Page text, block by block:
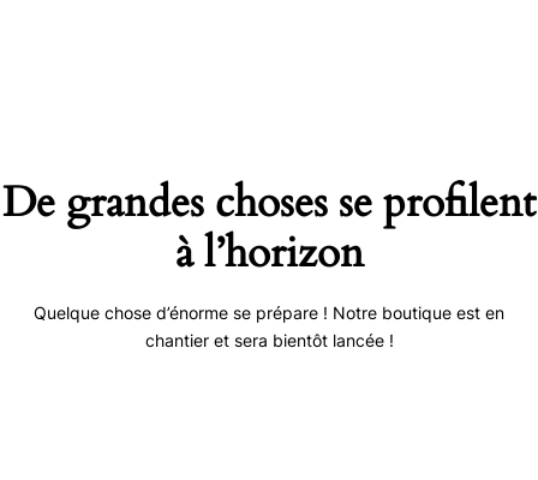
De grandes choses se profilent
à l’horizon
Quelque chose d’énorme se prépare ! Notre boutique est en
chantier et sera bientôt lancée !